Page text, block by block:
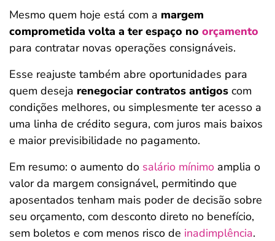
Mesmo quem hoje está com a margem
comprometida volta a ter espaço no orçamento
para contratar novas operações consignáveis.
Esse reajuste também abre oportunidades para
quem deseja renegociar contratos antigos com
condições melhores, ou simplesmente ter acesso a
uma linha de crédito segura, com juros mais baixos
e maior previsibilidade no pagamento.
Em resumo: o aumento do salário mínimo amplia o
valor da margem consignável, permitindo que
aposentados tenham mais poder de decisão sobre
seu orçamento, com desconto direto no benefício,
sem boletos e com menos risco de inadimplência.